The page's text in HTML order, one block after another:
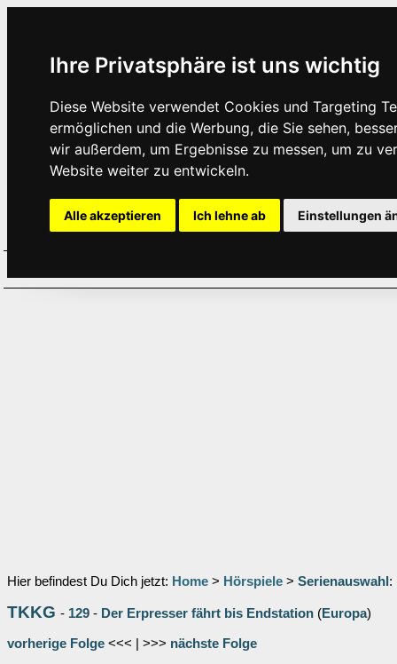
Ihre Privatsphäre ist uns wichtig
Diese Website verwendet Cookies und Targeting
ermöglichen und die Werbung, die Sie sehen,
wir außerdem, um Ergebnisse zu messen, um zu
Website weiter zu entwickeln.
Alle akzeptieren Ich lehne ab Einstellungen
Hier befindest Du Dich jetzt: Home > Hörspiele > Serienauswahl :
TKKG - 129 - Der Erpresser fährt bis Endstation (Europa)
vorherige Folge <<< | >>> nächste Folge